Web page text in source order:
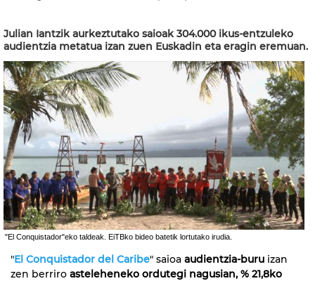
Julian Iantzik aurkeztutako saioak 304.000 ikus-entzuleko
audientzia metatua izan zuen Euskadin eta eragin eremuan.
"El Conquistador"eko taldeak. EiTBko bideo batetik lortutako irudia.
"El Conquistador del Caribe" saioa audientzia-buru izan
zen berriro asteleheneko ordutegi nagusian, % 21,8ko